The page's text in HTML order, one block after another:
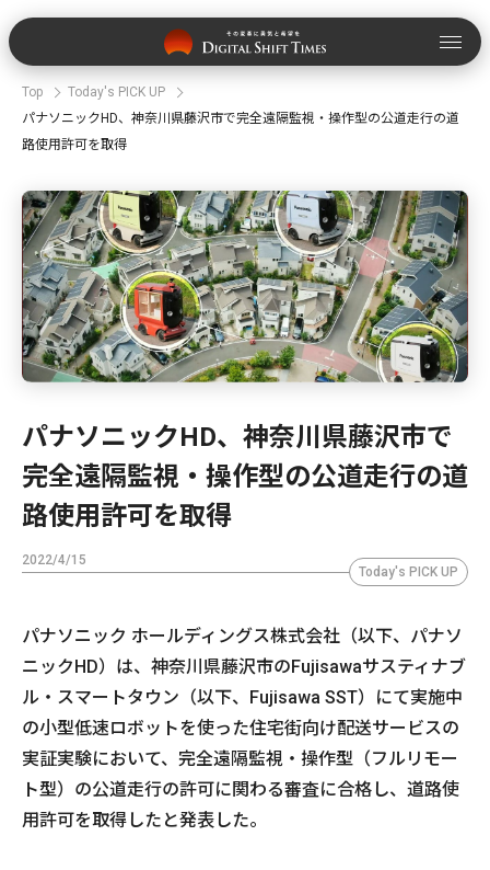
Top
Today's PICK UP
パナソニックHD、神奈川県藤沢市で完全遠隔監視・操作型の公道走行の道
路使用許可を取得
パナソニックHD、神奈川県藤沢市で
完全遠隔監視・操作型の公道走行の道
路使用許可を取得
2022/4/15
Today's PICK UP
パナソニック ホールディングス株式会社（以下、パナソ
ニックHD）は、神奈川県藤沢市のFujisawaサスティナブ
ル・スマートタウン（以下、Fujisawa SST）にて実施中
の小型低速ロボットを使った住宅街向け配送サービスの
実証実験において、完全遠隔監視・操作型（フルリモー
ト型）の公道走行の許可に関わる審査に合格し、道路使
用許可を取得したと発表した。